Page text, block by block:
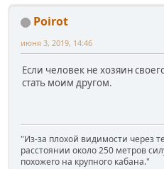
Poirot
июня 3, 2019, 14:46
Если человек не хозяин
стать моим другом.
"Из-за плохой видимости через
расстоянии около 250 метров
похожего на крупного кабана."